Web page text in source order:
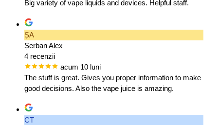
Big variety of vape liquids and devices. Helpful staff.
ȘA
Șerban Alex
4 recenzii
acum 10 luni
The stuff is great. Gives you proper information to make
good decisions. Also the vape juice is amazing.
CT